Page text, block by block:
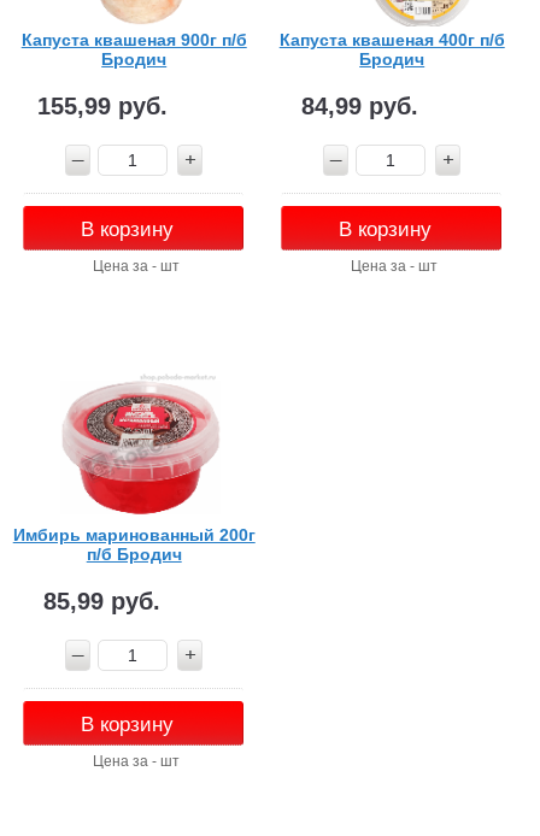
Капуста квашеная 900г п/б
Бродич
155,99 руб.
В корзину
Цена за - шт
Капуста квашеная 400г п/б
Бродич
84,99 руб.
В корзину
Цена за - шт
Имбирь маринованный 200г
п/б Бродич
85,99 руб.
В корзину
Цена за - шт